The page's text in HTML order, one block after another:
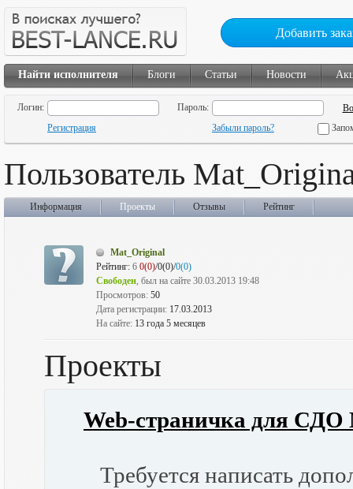
Добавить
Найти исполнителя Блоги Статьи Новости
Логин:
Пароль:
Регистрация
Забыли пароль?
Пользователь
Информация Проекты Отзывы Рейтинг
Mat_Original
Рейтинг: 6 0(0)/0(0)/0(0)
Свободен, был на сайте 30.03.2013 19:48
Просмотров: 50
Дата регистрации: 17.03.2013
На сайте: 13 года 5 месяцев
Проекты
Web-страничка для СДО
Требуется написать